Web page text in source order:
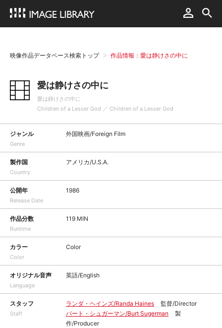
映像作品データベース検索トップ 作品情報：愛は静けさの中に
愛は静けさの中に
愛は静けさの中に
Children of a Lesser God ／ Children of a Lesser God
ジャンル
Genre
外国映画/Foreign Film
製作国
Country
アメリカ/U.S.A.
公開年
Release Date
1986
作品分数
Runtime
119 MIN
カラー
Color
Color
オリジナル音声
Language
英語/English
スタッフ
Staff
ランダ・ヘインズ/Randa Haines
監督/Director
バート・シュガーマン/Burt Sugerman
製
作/Producer